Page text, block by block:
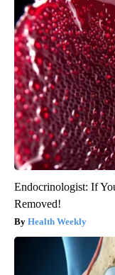
Endocrinologist: If
Removed!
Health Weekly